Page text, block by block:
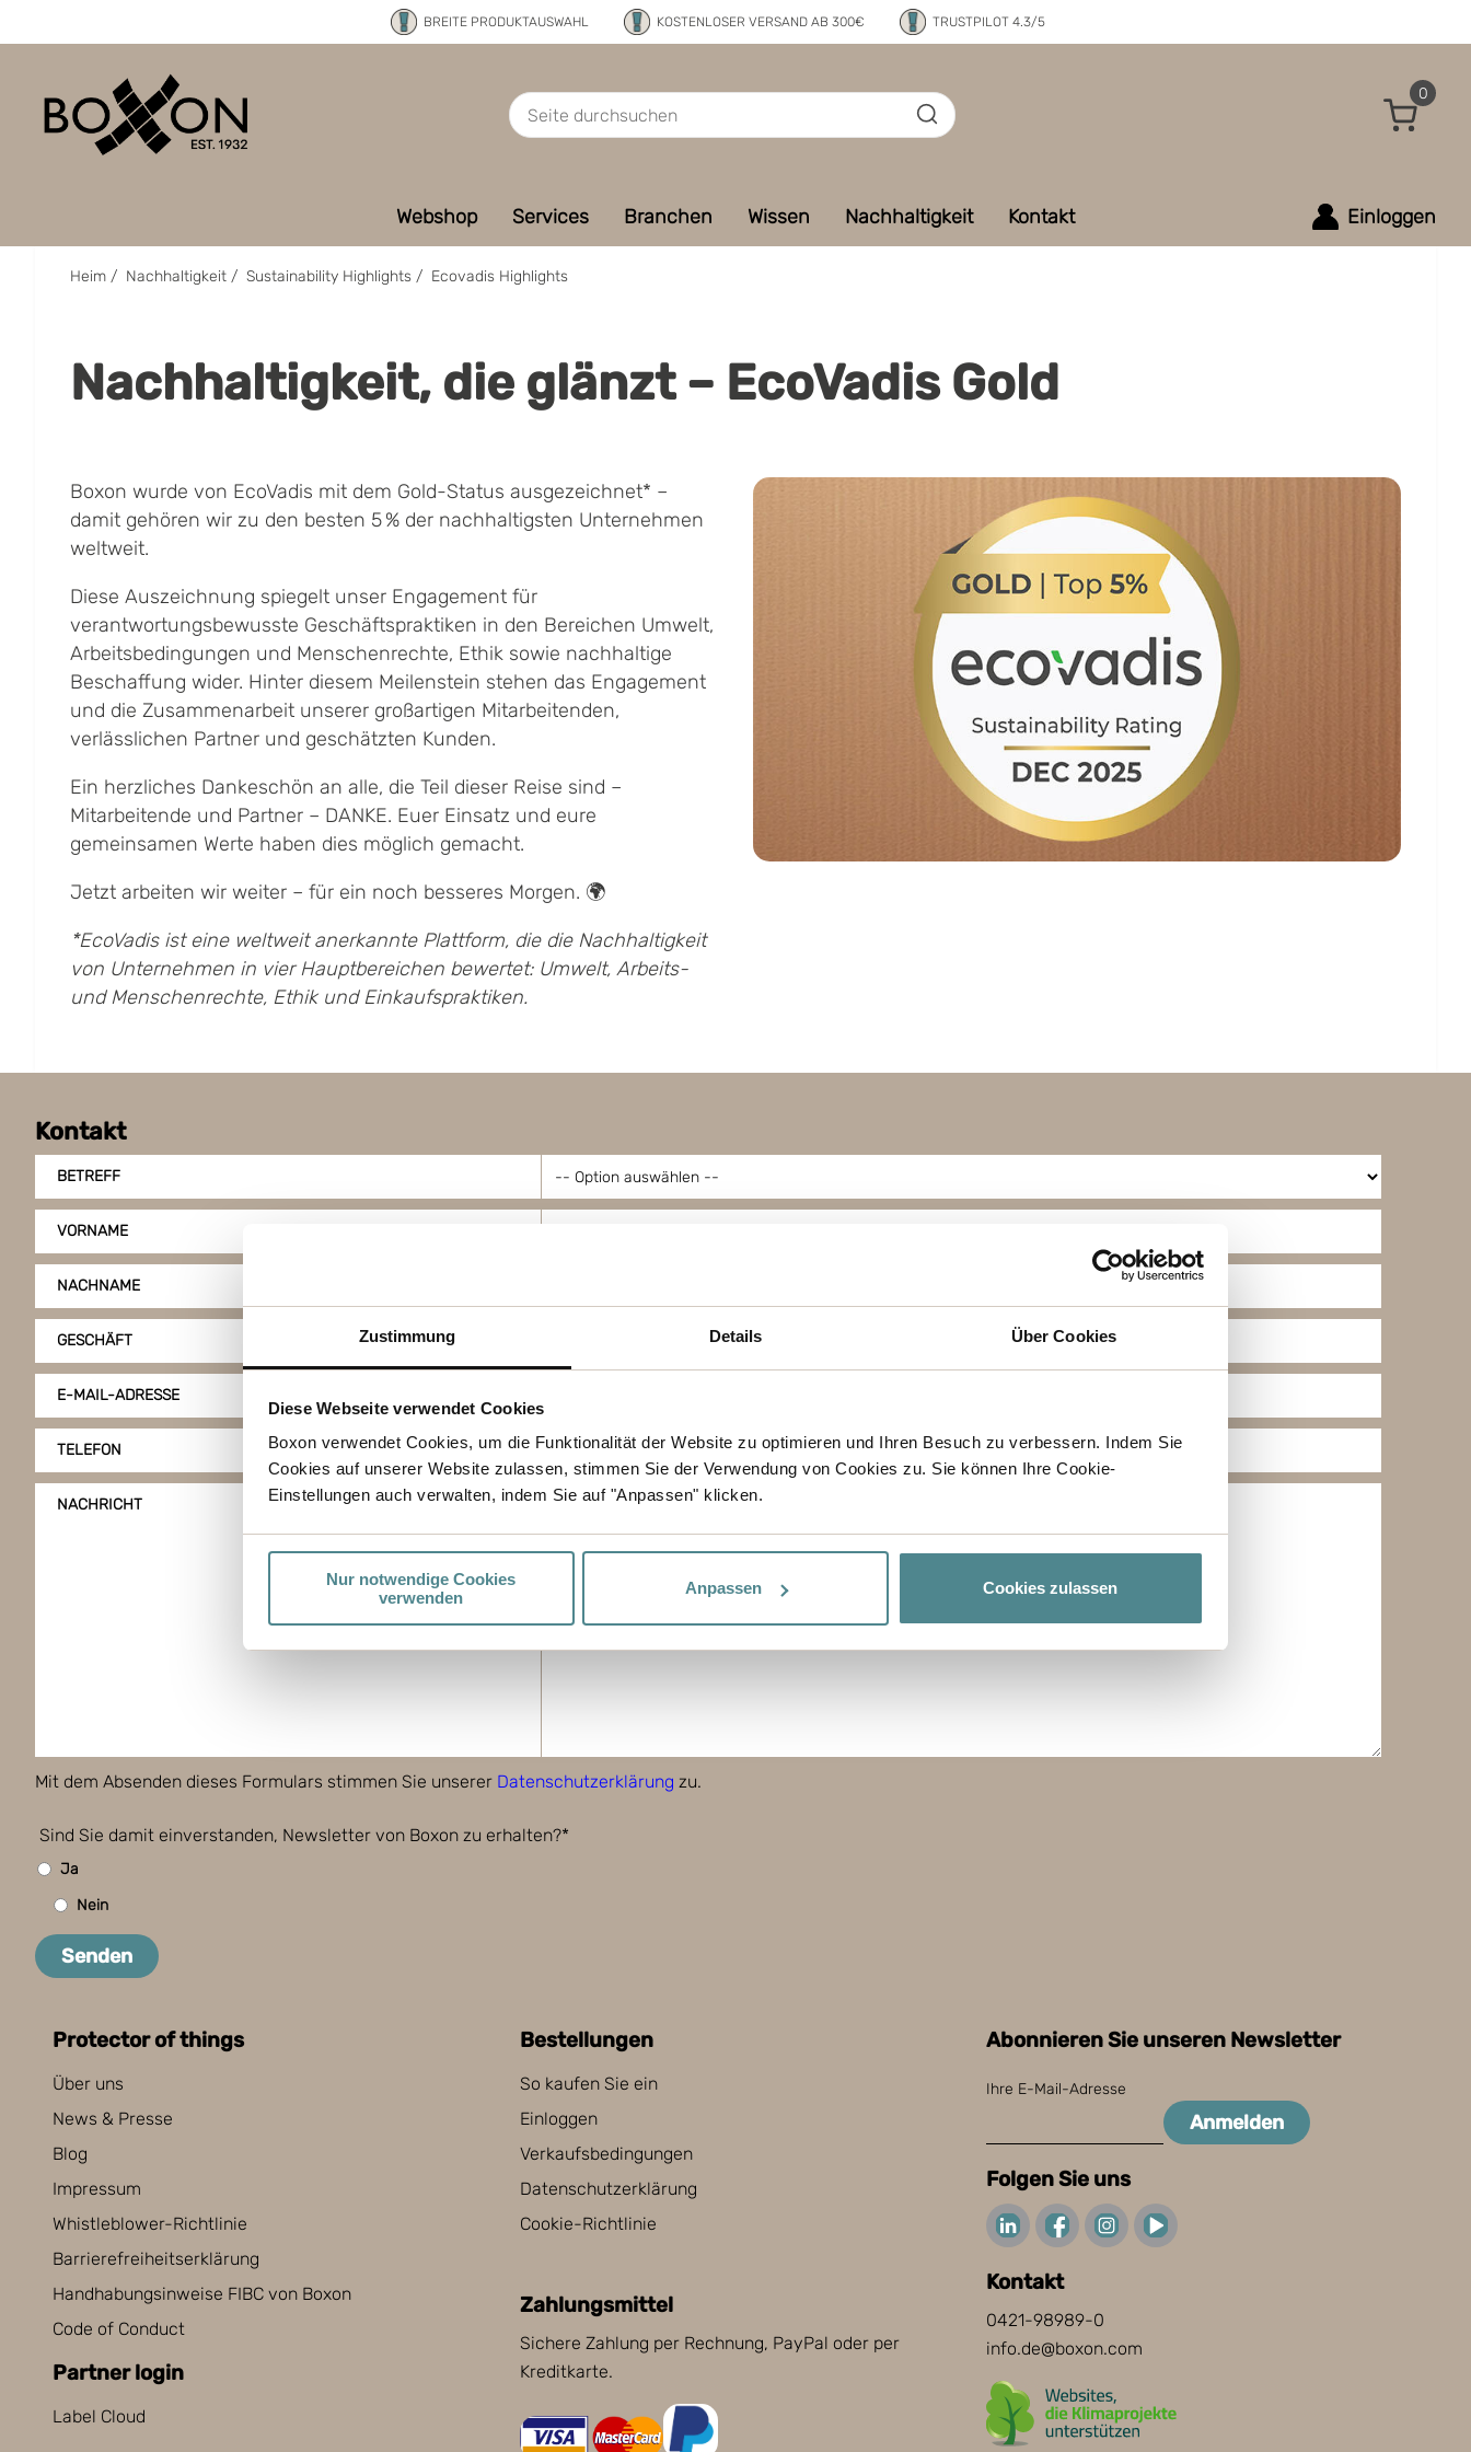
Zustimmung Details Über Cookies
Diese Webseite verwendet Cookies
Boxon verwendet Cookies, um die Funktionalität der Website zu optimieren und Ihren Besuch zu verbessern. Indem Sie
Cookies auf unserer Website zulassen, stimmen Sie der Verwendung von Cookies zu. Sie können Ihre Cookie-
Einstellungen auch verwalten, indem Sie auf "Anpassen" klicken.
Nur notwendige Cookies
verwenden
Anpassen Cookies zulassen
BREITE PRODUKTAUSWAHL KOSTENLOSER VERSAND AB 300€ TRUSTPILOT 4.3/5
0
Webshop Services Branchen Wissen Nachhaltigkeit Kontakt Einloggen
Heim / Nachhaltigkeit / Sustainability Highlights / Ecovadis Highlights
Nachhaltigkeit, die glänzt – EcoVadis Gold
Boxon wurde von EcoVadis mit dem Gold-Status ausgezeichnet* –
damit gehören wir zu den besten 5 % der nachhaltigsten Unternehmen
weltweit.
Diese Auszeichnung spiegelt unser Engagement für
verantwortungsbewusste Geschäftspraktiken in den Bereichen Umwelt,
Arbeitsbedingungen und Menschenrechte, Ethik sowie nachhaltige
Beschaffung wider. Hinter diesem Meilenstein stehen das Engagement
und die Zusammenarbeit unserer großartigen Mitarbeitenden,
verlässlichen Partner und geschätzten Kunden.
Ein herzliches Dankeschön an alle, die Teil dieser Reise sind –
Mitarbeitende und Partner – DANKE. Euer Einsatz und eure
gemeinsamen Werte haben dies möglich gemacht.
Jetzt arbeiten wir weiter – für ein noch besseres Morgen. 🌍
*EcoVadis ist eine weltweit anerkannte Plattform, die die Nachhaltigkeit
von Unternehmen in vier Hauptbereichen bewertet: Umwelt, Arbeits-
und Menschenrechte, Ethik und Einkaufspraktiken.
Kontakt
BETREFF
VORNAME
NACHNAME
GESCHÄFT
E-MAIL-ADRESSE
TELEFON
NACHRICHT
Mit dem Absenden dieses Formulars stimmen Sie unserer Datenschutzerklärung zu.
Sind Sie damit einverstanden, Newsletter von Boxon zu erhalten?*
Ja
Nein
Senden
Protector of things
Über uns
News & Presse
Blog
Impressum
Whistleblower-Richtlinie
Barrierefreiheitserklärung
Handhabungsinweise FIBC von Boxon
Code of Conduct
Partner login
Label Cloud
Bestellungen
So kaufen Sie ein
Einloggen
Verkaufsbedingungen
Datenschutzerklärung
Cookie-Richtlinie
Zahlungsmittel
Sichere Zahlung per Rechnung, PayPal oder per
Kreditkarte.
Abonnieren Sie unseren Newsletter
Ihre E-Mail-Adresse
Anmelden
Folgen Sie uns
Kontakt
0421-98989-0
info.de@boxon.com